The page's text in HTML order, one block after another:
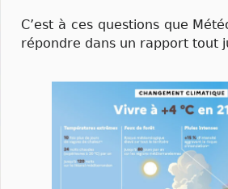
C’est à ces questions que
répondre dans un rapport tout